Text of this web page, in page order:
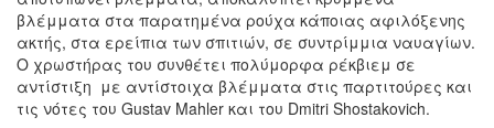
ΠΟΛΙΤΙΣΜΟΣ
ΑΝΘΕΚΤΙΚΗ
ΠΟΛΗ
βλέμματα στα παρατημένα ρούχα κάποιας αφιλόξενης
ακτής, στα ερείπια των σπιτιών, σε συντρίμμια ναυαγίων.
Ο χρωστήρας του συνθέτει πολύμορφα ρέκβιεμ σε
αντίστιξη με αντίστοιχα βλέμματα στις παρτιτούρες και
τις νότες του Gustav Mahler και του Dmitri Shostakovich.